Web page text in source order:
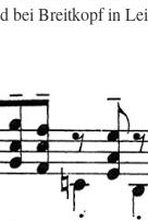
bei Breit­kopf in